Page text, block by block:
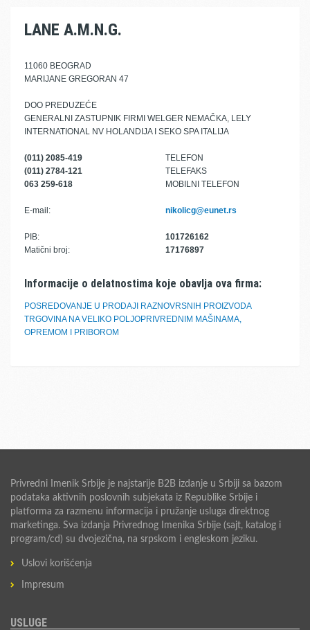
LANE A.M.N.G.
11060 BEOGRAD
MARIJANE GREGORAN 47
DOO PREDUZEĆE
GENERALNI ZASTUPNIK FIRMI WELGER NEMAČKA, LELY
INTERNATIONAL NV HOLANDIJA I SEKO SPA ITALIJA
(011) 2085-419
TELEFON
(011) 2784-121
TELEFAKS
063 259-618
MOBILNI TELEFON
E-mail: nikolicg@eunet.rs
PIB:
101726162
Matični broj:
17176897
Informacije o delatnostima koje obavlja ova firma:
POSREDOVANJE U PRODAJI RAZNOVRSNIH PROIZVODA
TRGOVINA NA VELIKO POLJOPRIVREDNIM MAŠINAMA,
OPREMOM I PRIBOROM
Privredni Imenik Srbije je najstarije B2B izdanje u Srbiji sa bazom
podataka aktivnih poslovnih subjekata iz Republike Srbije i
platforma za razmenu informacija i pružanje usluga direktnog
marketinga. Sva izdanja Privrednog Imenika Srbije (sajt, katalog i
program/cd) su dvojezična, na srpskom i engleskom jeziku.
Uslovi korišćenja
Impresum
USLUGE